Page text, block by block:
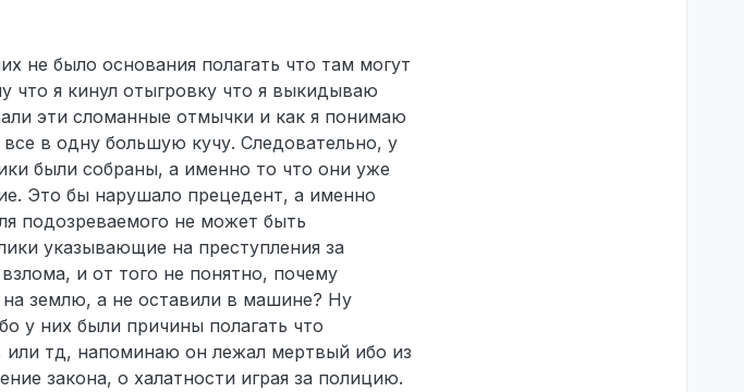
не было основания полагать что там могут
что я кинул отыгровку что я выкидываю
эти сломанные отмычки и как я понимаю
в одну большую кучу. Следовательно, у
были собраны, а именно то что они уже
Это бы нарушало прецедент, а именно
подозреваемого не может быть
указывающие на преступления за
и от того не понятно, почему
землю, а не оставили в машине? Ну
у них были причины полагать что
тд, напоминаю он лежал мертвый ибо из
закона, о халатности играя за полицию.